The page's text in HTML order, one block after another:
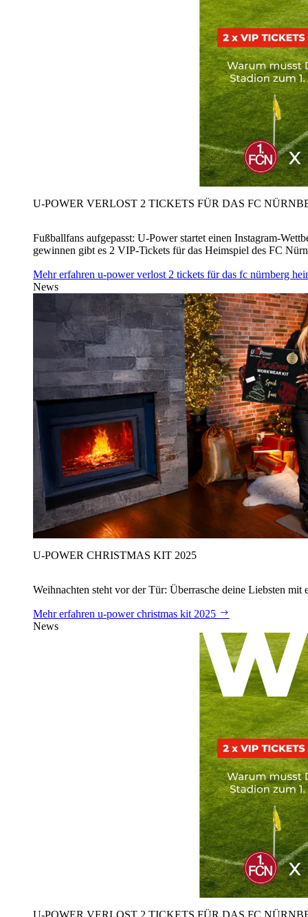
U‑POWER VERLOST 2 TICKETS FÜR DAS FC
Fußballfans aufgepasst: U‑Power startet einen Instagram-
gewinnen gibt es 2 VIP-Tickets für das Heimspiel des FC
Mehr erfahren u‑power verlost 2 tickets für das fc nürnberg
News
U‑POWER CHRISTMAS KIT 2025
Weihnachten steht vor der Tür: Überrasche deine Liebsten
Mehr erfahren u‑power christmas kit 2025
News
U‑POWER VERLOST 2 TICKETS FÜR DAS FC